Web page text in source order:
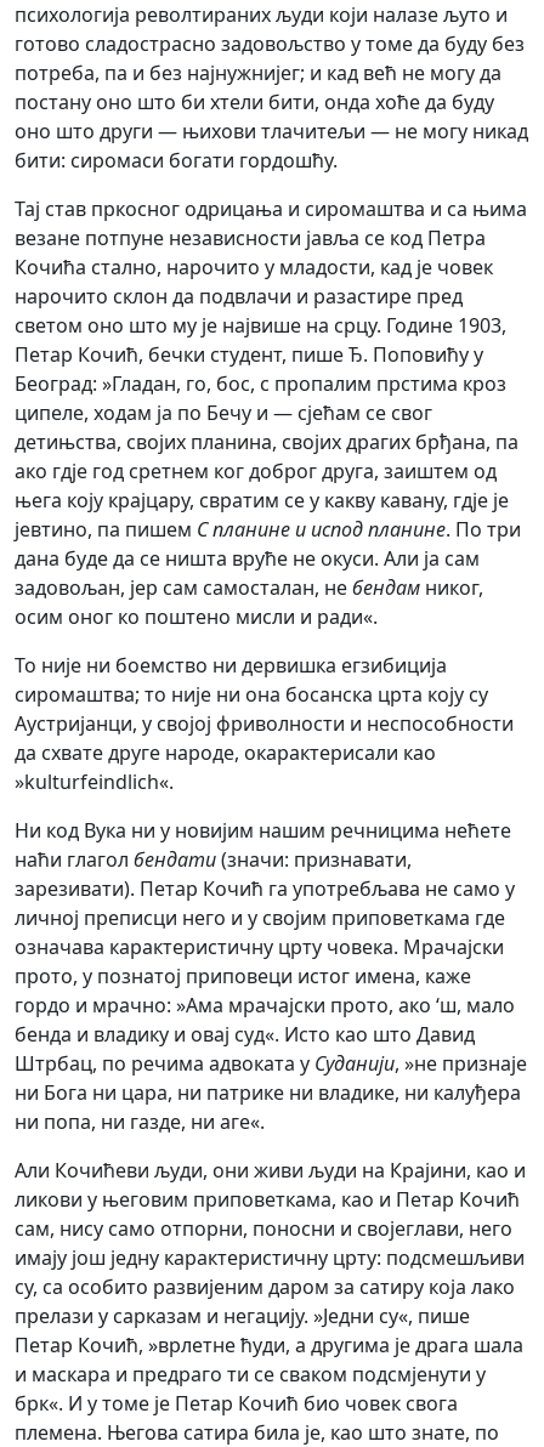
психологија револтираних људи који налазе љуто и
готово сладострасно задовољство у томе да буду без
потреба, па и без најнужнијег; и кад већ не могу да
постану оно што би хтели бити, онда хоће да буду
оно што други — њихови тлачитељи — не могу никад
бити: сиромаси богати гордошћу.
Тај став пркосног одрицања и сиромаштва и са њима
везане потпуне независности јавља се код Петра
Кочића стално, нарочито у младости, кад је човек
нарочито склон да подвлачи и разастире пред
светом оно што му је највише на срцу. Године 1903,
Петар Кочић, бечки студент, пише Ђ. Поповићу у
Београд: »Гладан, го, бос, с пропалим прстима кроз
ципеле, ходам ја по Бечу и — сјећам се свог
детињства, својих планина, својих драгих брђана, па
ако гдје год сретнем ког доброг друга, заиштем од
њега коју крајцару, свратим се у какву кавану, гдје је
јевтино, па пишем С планине и испод планине. По три
дана буде да се ништа вруће не окуси. Али ја сам
задовољан, јер сам самосталан, небендам никог,
осим оног ко поштено мисли и ради«.
То није ни боемство ни дервишка егзибиција
сиромаштва; то није ни она босанска црта коју су
Аустријанци, у својој фриволности и неспособности
да схвате друге народе, окарактерисали као
»kulturfeindlich«.
Ни код Вука ни у новијим нашим речницима нећете
наћи глагол бендати(значи: признавати,
зарезивати). Петар Кочић га употребљава не само у
личној преписци него и у својим приповеткама где
означава карактеристичну црту човека. Мрачајски
прото, у познатој приповеци истог имена, каже
гордо и мрачно: »Ама мрачајски прото, ако ‘ш, мало
бенда и владику и овај суд«. Исто као што Давид
Штрбац, по речима адвоката у Суданији, »не признаје
ни Бога ни цара, ни патрике ни владике, ни калуђера
ни попа, ни газде, ни аге«.
Али Кочићеви људи, они живи људи на Крајини, као и
ликови у његовим приповеткама, као и Петар Кочић
сам, нису само отпорни, поносни и својеглави, него
имају још једну карактеристичну црту: подсмешљиви
су, са особито развијеним даром за сатиру која лако
прелази у сарказам и негацију. »Једни су«, пише
Петар Кочић, »врлетне ћуди, а другима је драга шала
и маскара и предраго ти се сваком подсмјенути у
брк«. И у томе је Петар Кочић био човек свога
племена. Његова сатира била је, као што знате, по